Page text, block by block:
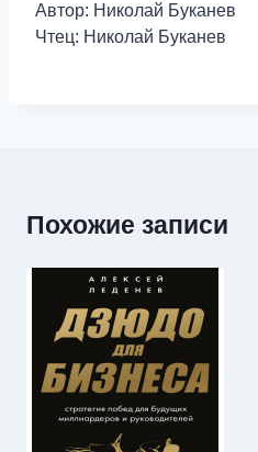
Автор: Николай Буканев
Чтец: Николай Буканев
Похожие записи